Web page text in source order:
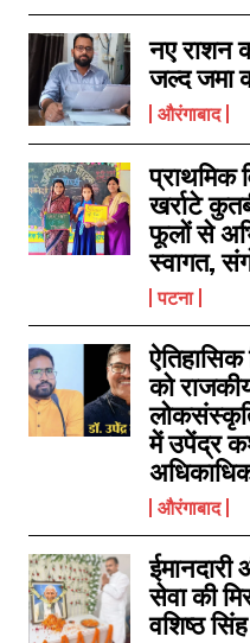
सिर्फ व्यापार ही नहीं करें, उद्योग भी
महासेठ, राज्य में हो रहा है 50 हजार
December 17, 2023
नए राशन
जल्द जमा
औरंगाबाद
प्राथमिक
खर्राटे
फूलों से
स्वागत,
पटना
ऐतिहासिक
को
में उपेंद्र
औरंगाबाद
सेवा की
वशिष्ठ सिंह